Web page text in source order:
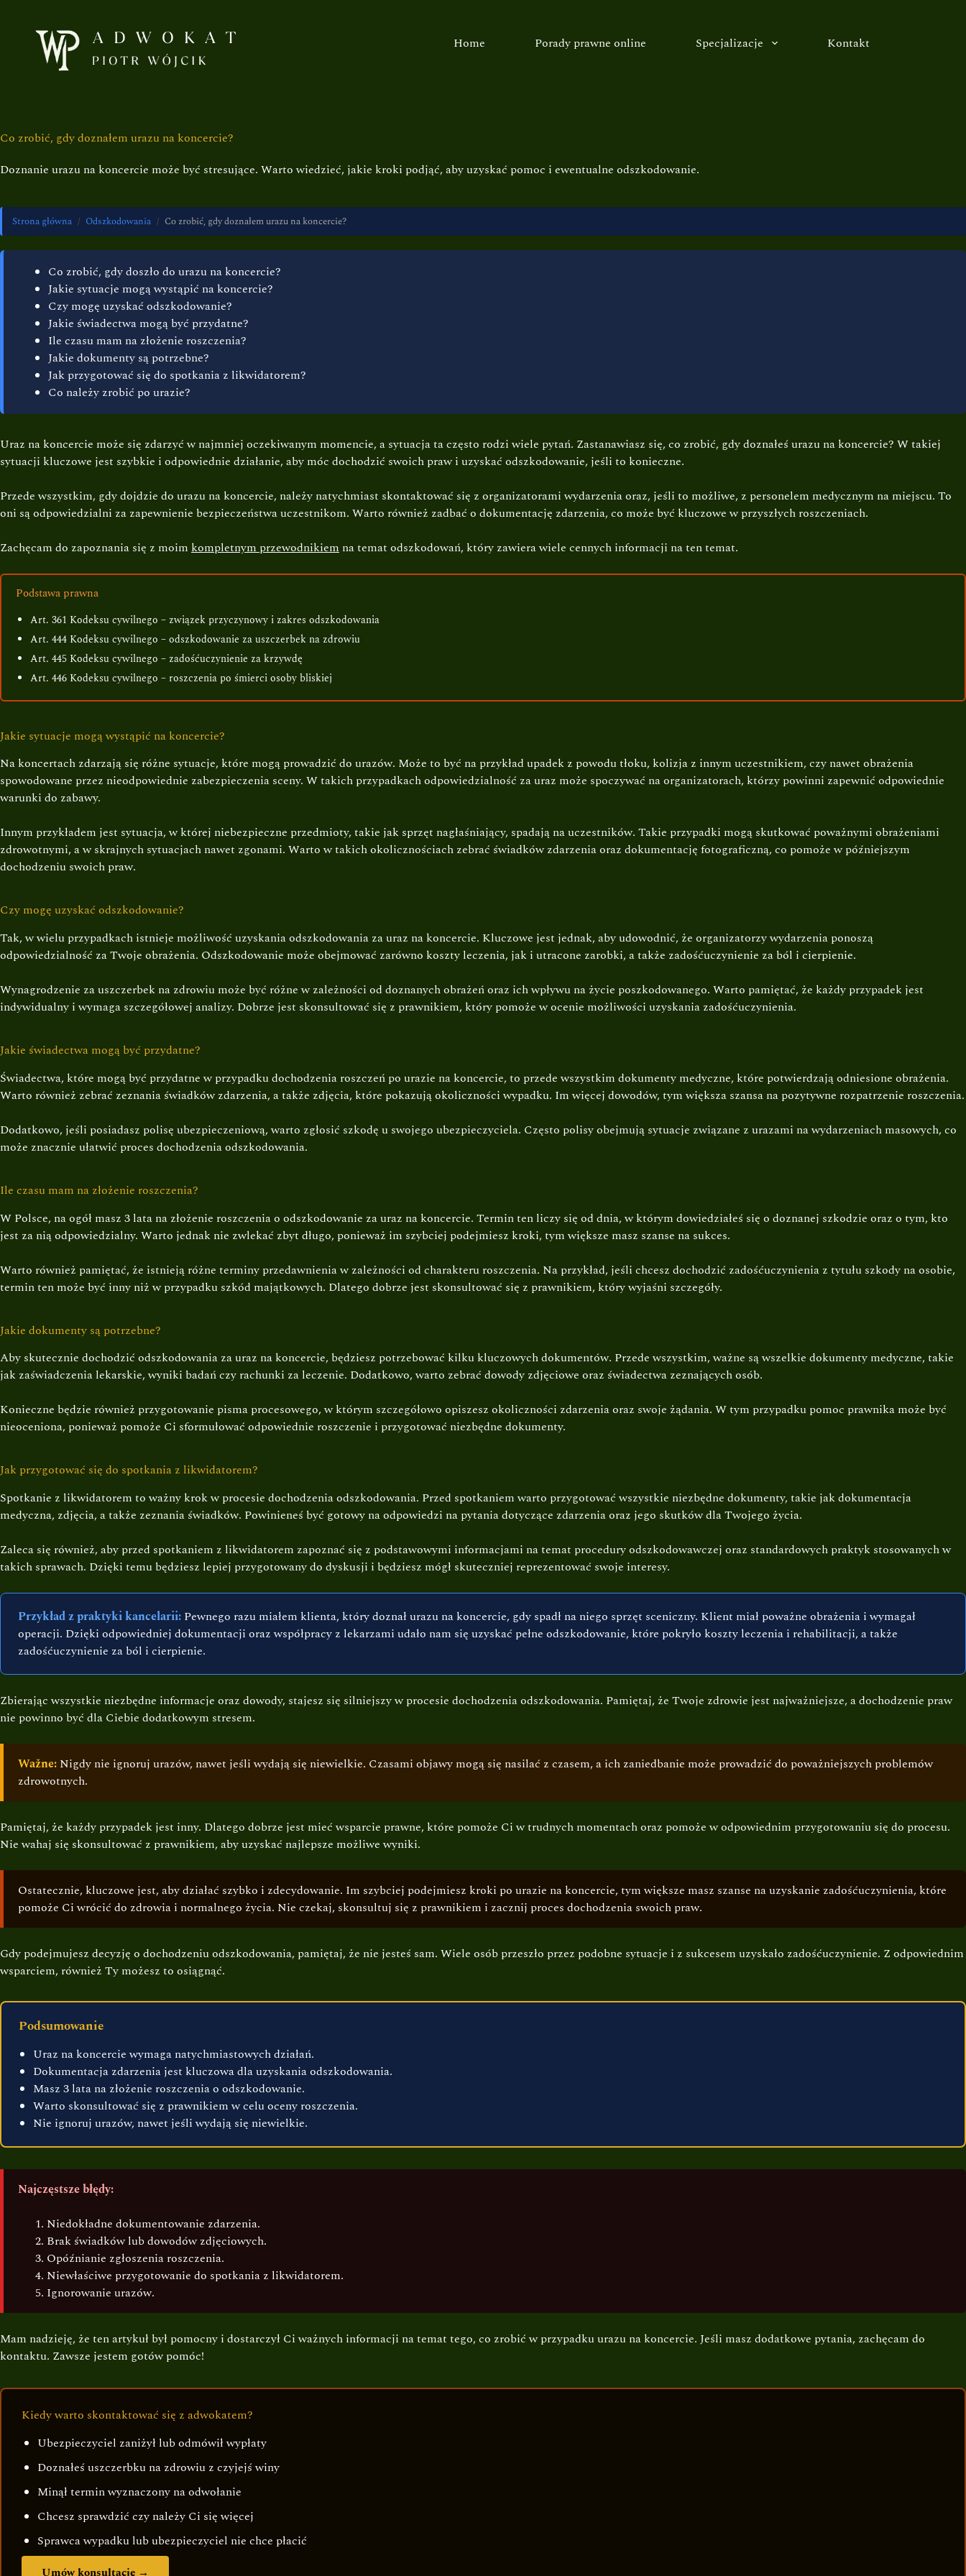
Home Porady prawne online Specjalizacje Kontakt
Co zrobić, gdy doznałem urazu na koncercie?
Doznanie urazu na koncercie może być stresujące. Warto wiedzieć, jakie kroki podjąć, aby uzyskać pomoc i ewentualne odszkodowanie.
Strona główna / Odszkodowania / Co zrobić, gdy doznałem urazu na koncercie?
Co zrobić, gdy doszło do urazu na koncercie?
Jakie sytuacje mogą wystąpić na koncercie?
Czy mogę uzyskać odszkodowanie?
Jakie świadectwa mogą być przydatne?
Ile czasu mam na złożenie roszczenia?
Jakie dokumenty są potrzebne?
Jak przygotować się do spotkania z likwidatorem?
Co należy zrobić po urazie?
Uraz na koncercie może się zdarzyć w najmniej oczekiwanym momencie, a sytuacja ta często rodzi wiele pytań. Zastanawiasz się, co zrobić, gdy doznałeś urazu na koncercie? W takiej
sytuacji kluczowe jest szybkie i odpowiednie działanie, aby móc dochodzić swoich praw i uzyskać odszkodowanie, jeśli to konieczne.
Przede wszystkim, gdy dojdzie do urazu na koncercie, należy natychmiast skontaktować się z organizatorami wydarzenia oraz, jeśli to możliwe, z personelem medycznym na miejscu. To
oni są odpowiedzialni za zapewnienie bezpieczeństwa uczestnikom. Warto również zadbać o dokumentację zdarzenia, co może być kluczowe w przyszłych roszczeniach.
Zachęcam do zapoznania się z moim kompletnym przewodnikiem na temat odszkodowań, który zawiera wiele cennych informacji na ten temat.
Podstawa prawna
Art. 361 Kodeksu cywilnego – związek przyczynowy i zakres odszkodowania
Art. 444 Kodeksu cywilnego – odszkodowanie za uszczerbek na zdrowiu
Art. 445 Kodeksu cywilnego – zadośćuczynienie za krzywdę
Art. 446 Kodeksu cywilnego – roszczenia po śmierci osoby bliskiej
Jakie sytuacje mogą wystąpić na koncercie?
Na koncertach zdarzają się różne sytuacje, które mogą prowadzić do urazów. Może to być na przykład upadek z powodu tłoku, kolizja z innym uczestnikiem, czy nawet obrażenia
spowodowane przez nieodpowiednie zabezpieczenia sceny. W takich przypadkach odpowiedzialność za uraz może spoczywać na organizatorach, którzy powinni zapewnić odpowiednie
warunki do zabawy.
Innym przykładem jest sytuacja, w której niebezpieczne przedmioty, takie jak sprzęt nagłaśniający, spadają na uczestników. Takie przypadki mogą skutkować poważnymi obrażeniami
zdrowotnymi, a w skrajnych sytuacjach nawet zgonami. Warto w takich okolicznościach zebrać świadków zdarzenia oraz dokumentację fotograficzną, co pomoże w późniejszym
dochodzeniu swoich praw.
Czy mogę uzyskać odszkodowanie?
Tak, w wielu przypadkach istnieje możliwość uzyskania odszkodowania za uraz na koncercie. Kluczowe jest jednak, aby udowodnić, że organizatorzy wydarzenia ponoszą
odpowiedzialność za Twoje obrażenia. Odszkodowanie może obejmować zarówno koszty leczenia, jak i utracone zarobki, a także zadośćuczynienie za ból i cierpienie.
Wynagrodzenie za uszczerbek na zdrowiu może być różne w zależności od doznanych obrażeń oraz ich wpływu na życie poszkodowanego. Warto pamiętać, że każdy przypadek jest
indywidualny i wymaga szczegółowej analizy. Dobrze jest skonsultować się z prawnikiem, który pomoże w ocenie możliwości uzyskania zadośćuczynienia.
Jakie świadectwa mogą być przydatne?
Świadectwa, które mogą być przydatne w przypadku dochodzenia roszczeń po urazie na koncercie, to przede wszystkim dokumenty medyczne, które potwierdzają odniesione obrażenia.
Warto również zebrać zeznania świadków zdarzenia, a także zdjęcia, które pokazują okoliczności wypadku. Im więcej dowodów, tym większa szansa na pozytywne rozpatrzenie roszczenia.
Dodatkowo, jeśli posiadasz polisę ubezpieczeniową, warto zgłosić szkodę u swojego ubezpieczyciela. Często polisy obejmują sytuacje związane z urazami na wydarzeniach masowych, co
może znacznie ułatwić proces dochodzenia odszkodowania.
Ile czasu mam na złożenie roszczenia?
W Polsce, na ogół masz 3 lata na złożenie roszczenia o odszkodowanie za uraz na koncercie. Termin ten liczy się od dnia, w którym dowiedziałeś się o doznanej szkodzie oraz o tym, kto
jest za nią odpowiedzialny. Warto jednak nie zwlekać zbyt długo, ponieważ im szybciej podejmiesz kroki, tym większe masz szanse na sukces.
Warto również pamiętać, że istnieją różne terminy przedawnienia w zależności od charakteru roszczenia. Na przykład, jeśli chcesz dochodzić zadośćuczynienia z tytułu szkody na osobie,
termin ten może być inny niż w przypadku szkód majątkowych. Dlatego dobrze jest skonsultować się z prawnikiem, który wyjaśni szczegóły.
Jakie dokumenty są potrzebne?
Aby skutecznie dochodzić odszkodowania za uraz na koncercie, będziesz potrzebować kilku kluczowych dokumentów. Przede wszystkim, ważne są wszelkie dokumenty medyczne, takie
jak zaświadczenia lekarskie, wyniki badań czy rachunki za leczenie. Dodatkowo, warto zebrać dowody zdjęciowe oraz świadectwa zeznających osób.
Konieczne będzie również przygotowanie pisma procesowego, w którym szczegółowo opiszesz okoliczności zdarzenia oraz swoje żądania. W tym przypadku pomoc prawnika może być
nieoceniona, ponieważ pomoże Ci sformułować odpowiednie roszczenie i przygotować niezbędne dokumenty.
Jak przygotować się do spotkania z likwidatorem?
Spotkanie z likwidatorem to ważny krok w procesie dochodzenia odszkodowania. Przed spotkaniem warto przygotować wszystkie niezbędne dokumenty, takie jak dokumentacja
medyczna, zdjęcia, a także zeznania świadków. Powinieneś być gotowy na odpowiedzi na pytania dotyczące zdarzenia oraz jego skutków dla Twojego życia.
Zaleca się również, aby przed spotkaniem z likwidatorem zapoznać się z podstawowymi informacjami na temat procedury odszkodowawczej oraz standardowych praktyk stosowanych w
takich sprawach. Dzięki temu będziesz lepiej przygotowany do dyskusji i będziesz mógł skuteczniej reprezentować swoje interesy.
Przykład z praktyki kancelarii: Pewnego razu miałem klienta, który doznał urazu na koncercie, gdy spadł na niego sprzęt sceniczny. Klient miał poważne obrażenia i wymagał
operacji. Dzięki odpowiedniej dokumentacji oraz współpracy z lekarzami udało nam się uzyskać pełne odszkodowanie, które pokryło koszty leczenia i rehabilitacji, a także
zadośćuczynienie za ból i cierpienie.
Zbierając wszystkie niezbędne informacje oraz dowody, stajesz się silniejszy w procesie dochodzenia odszkodowania. Pamiętaj, że Twoje zdrowie jest najważniejsze, a dochodzenie praw
nie powinno być dla Ciebie dodatkowym stresem.
Wažne: Nigdy nie ignoruj urazów, nawet jeśli wydają się niewielkie. Czasami objawy mogą się nasilać z czasem, a ich zaniedbanie może prowadzić do poważniejszych problemów
zdrowotnych.
Pamiętaj, że każdy przypadek jest inny. Dlatego dobrze jest mieć wsparcie prawne, które pomoże Ci w trudnych momentach oraz pomoże w odpowiednim przygotowaniu się do procesu.
Nie wahaj się skonsultować z prawnikiem, aby uzyskać najlepsze możliwe wyniki.
Ostatecznie, kluczowe jest, aby działać szybko i zdecydowanie. Im szybciej podejmiesz kroki po urazie na koncercie, tym większe masz szanse na uzyskanie zadośćuczynienia, które
pomoże Ci wrócić do zdrowia i normalnego życia. Nie czekaj, skonsultuj się z prawnikiem i zacznij proces dochodzenia swoich praw.
Gdy podejmujesz decyzję o dochodzeniu odszkodowania, pamiętaj, że nie jesteś sam. Wiele osób przeszło przez podobne sytuacje i z sukcesem uzyskało zadośćuczynienie. Z odpowiednim
wsparciem, również Ty możesz to osiągnąć.
Podsumowanie
Uraz na koncercie wymaga natychmiastowych działań.
Dokumentacja zdarzenia jest kluczowa dla uzyskania odszkodowania.
Masz 3 lata na złożenie roszczenia o odszkodowanie.
Warto skonsultować się z prawnikiem w celu oceny roszczenia.
Nie ignoruj urazów, nawet jeśli wydają się niewielkie.
Najczęstsze błędy:
Niedokładne dokumentowanie zdarzenia.
Brak świadków lub dowodów zdjęciowych.
Opóźnianie zgłoszenia roszczenia.
Niewłaściwe przygotowanie do spotkania z likwidatorem.
Ignorowanie urazów.
Mam nadzieję, że ten artykuł był pomocny i dostarczył Ci ważnych informacji na temat tego, co zrobić w przypadku urazu na koncercie. Jeśli masz dodatkowe pytania, zachęcam do
kontaktu. Zawsze jestem gotów pomóc!
Kiedy warto skontaktować się z adwokatem?
Ubezpieczyciel zaniżył lub odmówił wypłaty
Doznałeś uszczerbku na zdrowiu z czyjejś winy
Minął termin wyznaczony na odwołanie
Chcesz sprawdzić czy należy Ci się więcej
Sprawca wypadku lub ubezpieczyciel nie chce płacić